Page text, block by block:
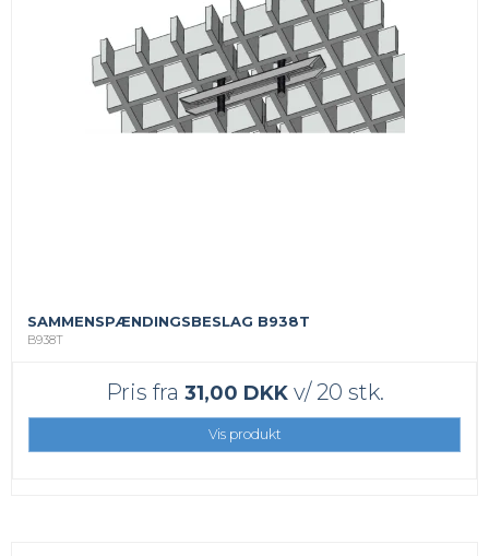
SAMMENSPÆNDINGSBESLAG B938T
B938T
Pris fra 31,00 DKKv/ 20 stk.
Vis produkt